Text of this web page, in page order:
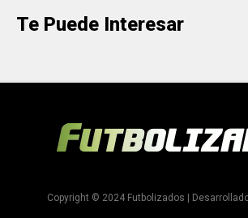
Te Puede Interesar
Copyright © 2024 Futbolizados |